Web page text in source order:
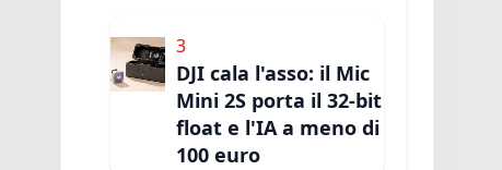
3
DJI cala l'asso: il Mic
Mini 2S porta il 32-bit
float e l'IA a meno di
100 euro